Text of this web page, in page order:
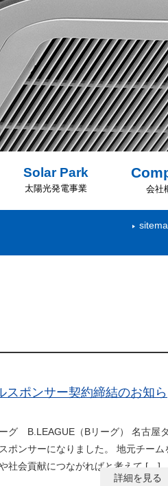
Solar Park
太陽光発電事業 会社
ポンサー契約締結のお知ら
グ B.LEAGUE（Bリーグ） 名古屋
ポンサーになりました。 地元チーム
社会貢献につながればと考えて […]
詳細を見る